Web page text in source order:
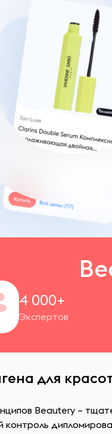
4 000+
Экспертов
для
Beautery –
контроль